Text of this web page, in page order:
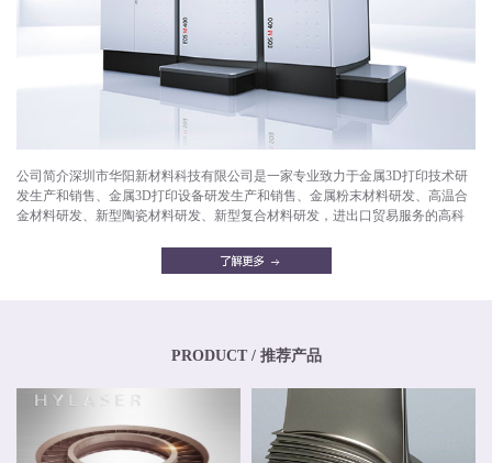
公司简介深圳市华阳新材料科技有限公司是一家专业致力于金属3D打印技术研
发生产和销售、金属3D打印设备研发生产和销售、金属粉末材料研发、高温合
金材料研发、新型陶瓷材料研发、新型复合材料研发，进出口贸易服务的高科
油喷嘴，减重机箱，散热器，异形件，模具，工艺品等。华阳新材料拥有一支
专业化、年轻化的技术团队，其骨干均为博士、硕士，其中博士生比例超过
联合研发合作关系。华阳新材料具有高素质人才的研发中心，，拥有一流的跨
检测设备，能够对材料物理力学性能、化学性能及疲劳损伤进行检测，能分析
材料化学成分、分析金属及金属间化合物的分布、分析晶体和晶界组织。 华阳
新材料现有激光专业级金属3D打印设备多台。公司具有ISO9001质量体系认
证，具备完整的质量管理体系。公司战略华阳的价值理念是 创造价值，创新报
PRODUCT / 推荐产品